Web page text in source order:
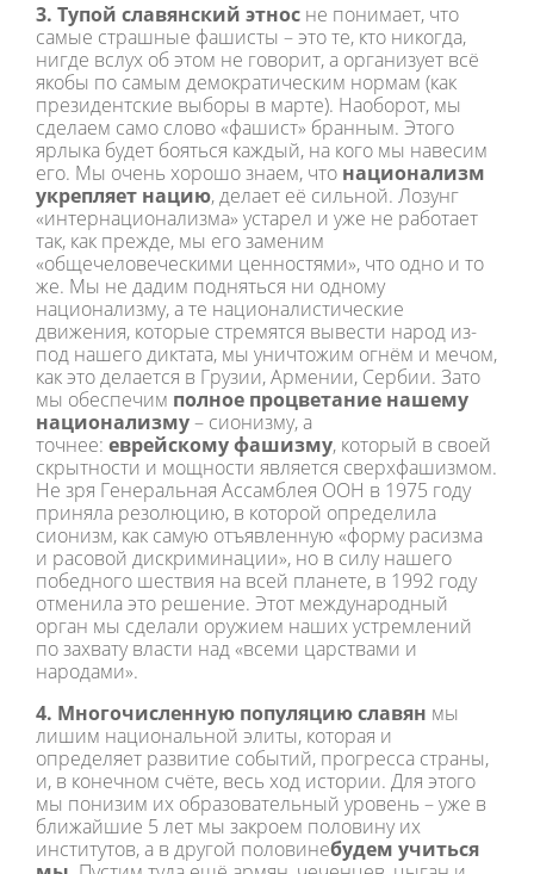
3. Тупой славянский этнос не понимает, что
самые страшные фашисты – это те, кто никогда,
нигде вслух об этом не говорит, а организует всё
якобы по самым демократическим нормам (как
президентские выборы в марте). Наоборот, мы
сделаем само слово «фашист» бранным. Этого
ярлыка будет бояться каждый, на кого мы навесим
его. Мы очень хорошо знаем, что национализм
укрепляет нацию, делает её сильной. Лозунг
«интернационализма» устарел и уже не работает
так, как прежде, мы его заменим
«общечеловеческими ценностями», что одно и то
же. Мы не дадим подняться ни одному
национализму, а те националистические
движения, которые стремятся вывести народ из-
под нашего диктата, мы уничтожим огнём и мечом,
как это делается в Грузии, Армении, Сербии. Зато
мы обеспечим полное процветание нашему
национализму– сионизму, а
точнее: еврейскому фашизму, который в своей
скрытности и мощности является сверхфашизмом.
Не зря Генеральная Ассамблея ООН в 1975 году
приняла резолюцию, в которой определила
сионизм, как самую отъявленную «форму расизма
и расовой дискриминации», но в силу нашего
победного шествия на всей планете, в 1992 году
отменила это решение. Этот международный
орган мы сделали оружием наших устремлений
по захвату власти над «всеми царствами и
народами».
4. Многочисленную популяцию славян мы
лишим национальной элиты, которая и
определяет развитие событий, прогресса страны,
и, в конечном счёте, весь ход истории. Для этого
мы понизим их образовательный уровень – уже в
ближайшие 5 лет мы закроем половину их
институтов, а в другой половинебудем учиться